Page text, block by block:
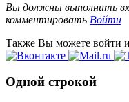
Вы должны выполнить
комментировать Войти
Также Вы можете войти
Одной строкой